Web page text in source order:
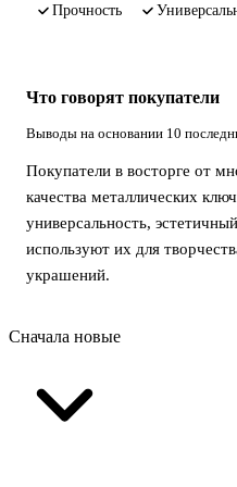
прочность
Что говорят покупатели
Выводы на основании 10
Покупатели в восторге от
качества металлических
универсальность,
используют их для
украшений.
Сначала новые